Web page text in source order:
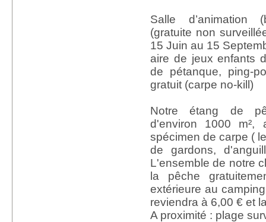
Salle d’animation
(gratuite non
15 Juin au 15
aire de jeux enfants
de pétanque, ping-
gratuit (carpe no-kill)
Notre étang de
d'environ 1000 m²,
spécimen de carpe (
de gardons,
L'ensemble de notre
la pêche
extérieure au
reviendra à 6,00 € et
A proximité : plage